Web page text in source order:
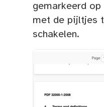
gemarkeerd op
met de pijltjes
schakelen.